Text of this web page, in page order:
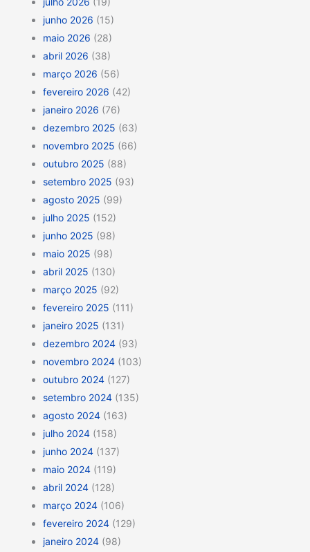
junho 2026 (15)
maio 2026 (28)
abril 2026 (38)
março 2026 (56)
fevereiro 2026 (42)
janeiro 2026 (76)
dezembro 2025 (63)
novembro 2025 (66)
outubro 2025 (88)
setembro 2025 (93)
agosto 2025 (99)
julho 2025 (152)
junho 2025 (98)
maio 2025 (98)
abril 2025 (130)
março 2025 (92)
fevereiro 2025 (111)
janeiro 2025 (131)
dezembro 2024 (93)
novembro 2024 (103)
outubro 2024 (127)
setembro 2024 (135)
agosto 2024 (163)
julho 2024 (158)
junho 2024 (137)
maio 2024 (119)
abril 2024 (128)
março 2024 (106)
fevereiro 2024 (129)
janeiro 2024 (98)